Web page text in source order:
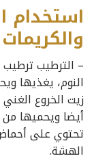
استخدام
– الترطيب ترطيب
النوم، يغذيها
أيضا ويحميها
تحتوي على
الهشة.